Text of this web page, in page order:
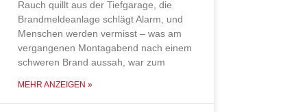
Rauch quillt aus der Tiefgarage, die
Brandmeldeanlage schlägt Alarm, und
Menschen werden vermisst – was am
vergangenen Montagabend nach einem
schweren Brand aussah, war zum
MEHR ANZEIGEN »